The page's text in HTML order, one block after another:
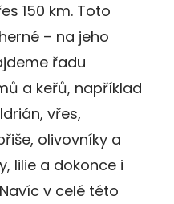
150 km. Toto
– na jeho
řadu
a keřů, například
vřes,
olivovníky a
lilie a dokonce i
v celé této